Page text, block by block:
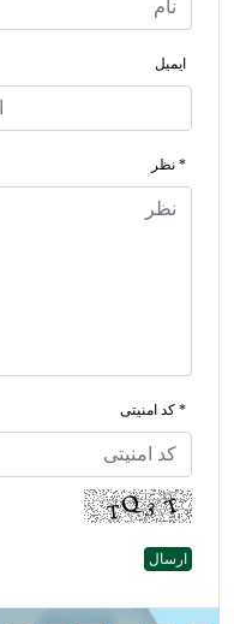
ایمیل
* نظر
* کد امنیتی